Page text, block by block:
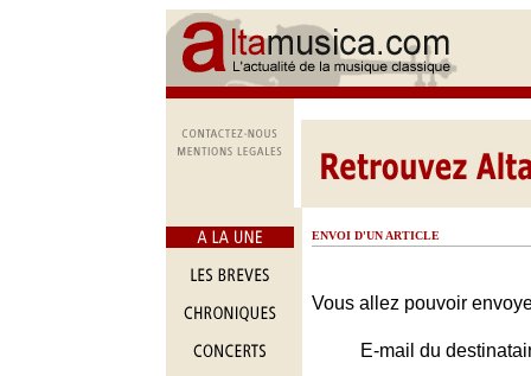
ENVOI D'UN ARTICLE
Vous allez pouvoir
E-mail du